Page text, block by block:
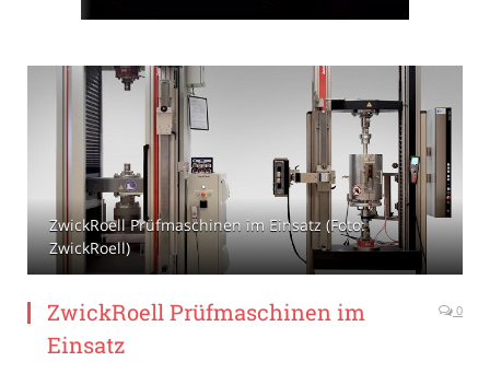
ZwickRoell Prüfmaschinen im Einsatz (Foto:
ZwickRoell)
ZwickRoell Prüfmaschinen im
Einsatz
0